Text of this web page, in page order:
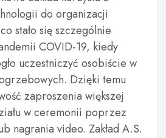
do organizacji
stało się szczególnie
COVID-19, kiedy
uczestniczyć osobiście w
Dzięki temu
zaproszenia większej
w ceremonii poprzez
nagrania video. Zakład A.S.